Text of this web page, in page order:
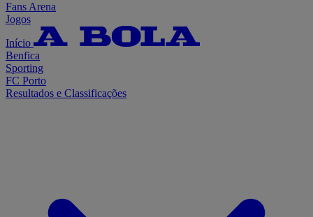
Fans Arena
Jogos
Início
Benfica
Sporting
FC Porto
Resultados e Classificações